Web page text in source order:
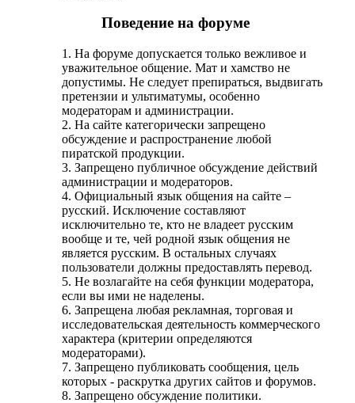
Поведение на форуме
1. На форуме допускается только вежливое и
уважительное общение. Мат и хамство не
допустимы. Не следует препираться, выдвигать
претензии и ультиматумы, особенно
модераторам и администрации.
2. На сайте категорически запрещено
обсуждение и распространение любой
пиратской продукции.
3. Запрещено публичное обсуждение действий
администрации и модераторов.
4. Официальный язык общения на сайте –
русский. Исключение составляют
исключительно те, кто не владеет русским
вообще и те, чей родной язык общения не
является русским. В остальных случаях
пользователи должны предоставлять перевод.
5. Не возлагайте на себя функции модератора,
если вы ими не наделены.
6. Запрещена любая рекламная, торговая и
исследовательская деятельность коммерческого
характера (критерии определяются
модераторами).
7. Запрещено публиковать сообщения, цель
которых - раскрутка других сайтов и форумов.
8. Запрещено обсуждение политики.